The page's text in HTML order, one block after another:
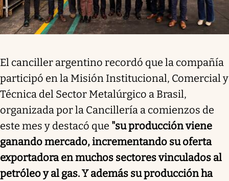
El canciller argentino recordó que la compañía
participó en la Misión Institucional, Comercial y
Técnica del Sector Metalúrgico a Brasil,
organizada por la Cancillería a comienzos de
este mes y destacó que "su producción viene
ganando mercado, incrementando su oferta
exportadora en muchos sectores vinculados al
petróleo y al gas. Y además su producción ha